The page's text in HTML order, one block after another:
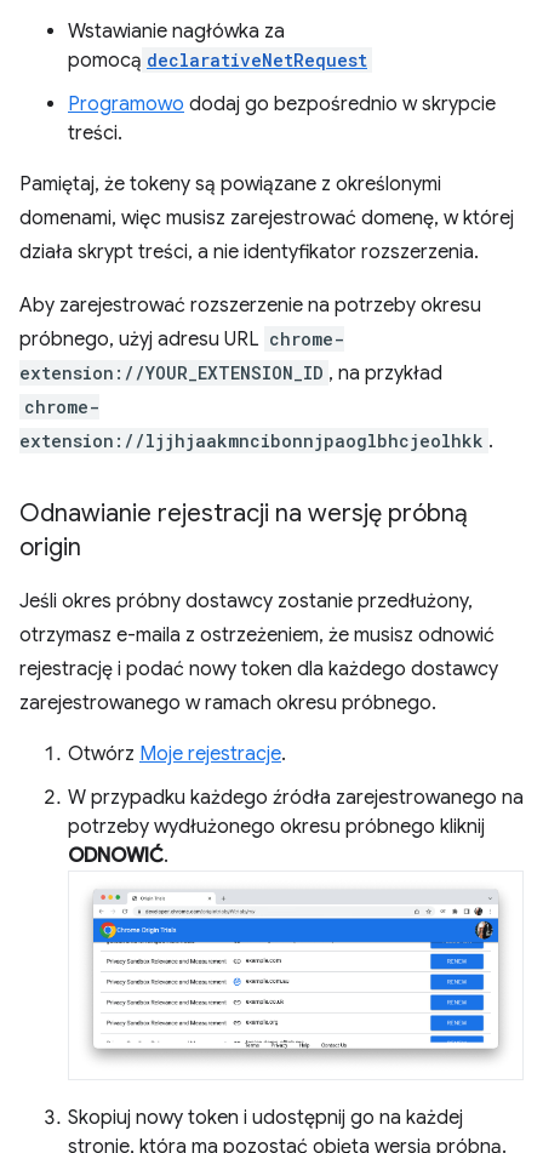
Wstawianie nagłówka za
pomocą declarativeNetRequest
Programowo dodaj go bezpośrednio w skrypcie
treści.
Pamiętaj, że tokeny są powiązane z określonymi
domenami, więc musisz zarejestrować domenę, w której
działa skrypt treści, a nie identyfikator rozszerzenia.
Aby zarejestrować rozszerzenie na potrzeby okresu
próbnego, użyj adresu URL chrome-
extension://YOUR_EXTENSION_ID , na przykład
chrome-
extension://ljjhjaakmncibonnjpaoglbhcjeolhkk .
Odnawianie rejestracji na wersję próbną
origin
Jeśli okres próbny dostawcy zostanie przedłużony,
otrzymasz e-maila z ostrzeżeniem, że musisz odnowić
rejestrację i podać nowy token dla każdego dostawcy
zarejestrowanego w ramach okresu próbnego.
Otwórz Moje rejestracje.
W przypadku każdego źródła zarejestrowanego na
potrzeby wydłużonego okresu próbnego kliknij
ODNOWIĆ.
Skopiuj nowy token i udostępnij go na każdej
stronie, która ma pozostać objęta wersją próbną.